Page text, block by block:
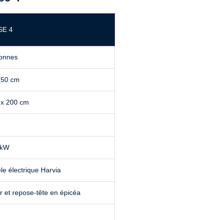
4
cm
200 cm
électrique Harvia
et repose-tête en épicéa